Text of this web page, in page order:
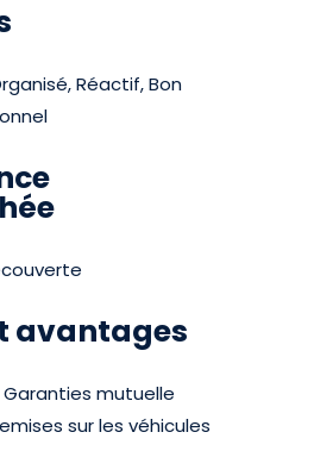
Réactif, Bon
avantages
mutuelle
sur les véhicules